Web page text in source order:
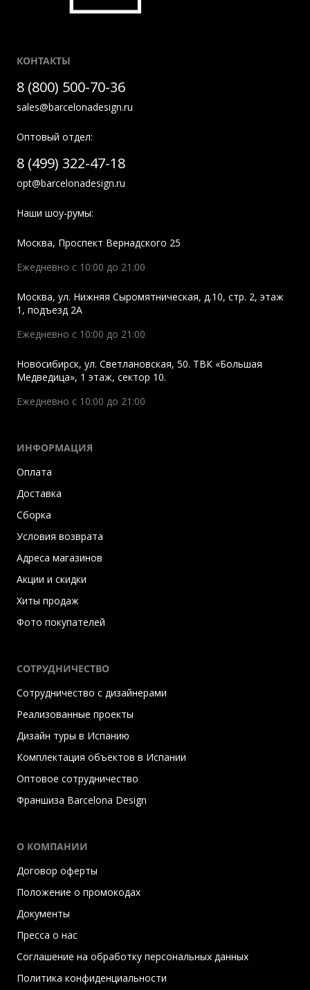
КОНТАКТЫ
8 (800) 500-70-36
sales@barcelonadesign.ru
Оптовый отдел:
8 (499) 322-47-18
opt@barcelonadesign.ru
Наши шоу-румы:
Москва, Проспект Вернадского 25
Ежедневно с 10:00 до 21:00
Москва, ул. Нижняя Сыромятническая, д.10, стр. 2, этаж
1, подъезд 2A
Ежедневно с 10:00 до 21:00
Новосибирск, ул. Светлановская, 50. ТВК «Большая
Медведица», 1 этаж, сектор 10.
Ежедневно с 10:00 до 21:00
ИНФОРМАЦИЯ
Оплата
Доставка
Сборка
Условия возврата
Адреса магазинов
Акции и скидки
Хиты продаж
Фото покупателей
СОТРУДНИЧЕСТВО
Сотрудничество с дизайнерами
Реализованные проекты
Дизайн туры в Испанию
Комплектация объектов в Испании
Оптовое сотрудничество
Франшиза Barcelona Design
О КОМПАНИИ
Договор оферты
Положение о промокодах
Документы
Пресса о нас
Соглашение на обработку персональных данных
Политика конфиденциальности